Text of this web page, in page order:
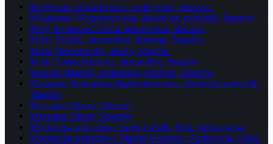
Małgorzata Banachewicz, weterynarz, Stopnica
Małgorzata Węgrzynowska, ginekolog, położnik, Staszów
Mały Robinson Galeria Staszowska, Staszów
Maria Kuźnia, stomatolog, dentysta, Staszów
Maria Modrzewska, lekarz, Staszów
Maria Tombarkiewicz, stomatolog, Staszów
Mariola Maksoń, stomatolog, dentysta, Staszów
Marzanna Bednarska-Nadgrodkiewicz, ginekolog położnik,
Staszów
Mazagum Opony Połaniec
Mazagum Opony Staszów
Mechanika pojazdowa Jacek Cieślik, Wola Wiśniowska
Mechanika pojazdowa Marcin Nieckarz, Suchowola, Osiek